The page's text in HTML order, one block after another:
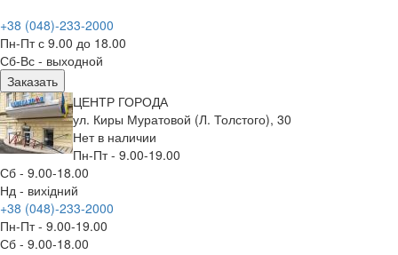
+38 (048)-233-2000
Пн-Пт с 9.00 до 18.00
Сб-Вс - выходной
Заказать
ЦЕНТР ГОРОДА
ул. Киры Муратовой (Л. Толстого), 30
Нет в наличии
Пн-Пт - 9.00-19.00
Сб - 9.00-18.00
Нд - вихідний
+38 (048)-233-2000
Пн-Пт - 9.00-19.00
Сб - 9.00-18.00